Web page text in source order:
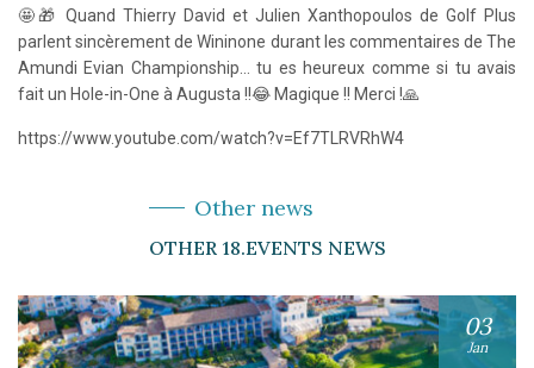
🤩🎁 Quand Thierry David et Julien Xanthopoulos de Golf Plus
parlent sincèrement de Wininone durant les commentaires de The
Amundi Evian Championship… tu es heureux comme si tu avais
fait un Hole-in-One à Augusta !!😂 Magique !! Merci !🙏
https://www.youtube.com/watch?v=Ef7TLRVRhW4
Other news
OTHER 18.EVENTS NEWS
03
Jan